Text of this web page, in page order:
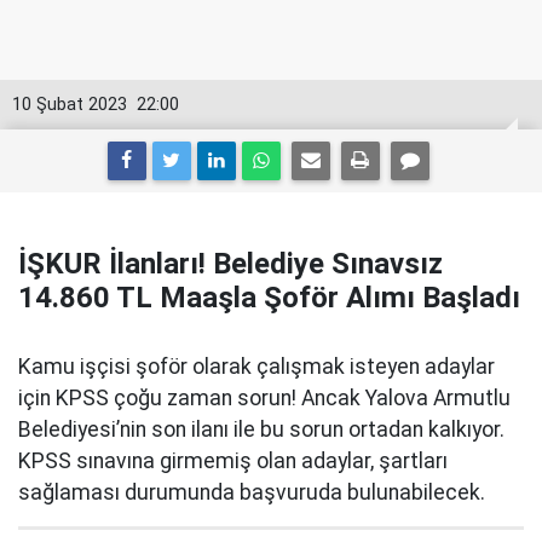
22:00
10 Şubat 2023
İŞKUR İlanları! Belediye Sınavsız
14.860 TL Maaşla Şoför Alımı Başladı
Kamu işçisi şoför olarak çalışmak isteyen adaylar
için KPSS çoğu zaman sorun! Ancak Yalova Armutlu
Belediyesi’nin son ilanı ile bu sorun ortadan kalkıyor.
KPSS sınavına girmemiş olan adaylar, şartları
sağlaması durumunda başvuruda bulunabilecek.